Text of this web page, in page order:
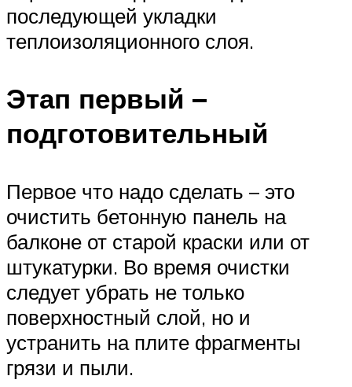
последующей укладки
теплоизоляционного слоя.
Этап первый –
подготовительный
Первое что надо сделать – это
очистить бетонную панель на
балконе от старой краски или от
штукатурки. Во время очистки
следует убрать не только
поверхностный слой, но и
устранить на плите фрагменты
грязи и пыли.